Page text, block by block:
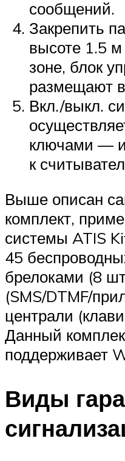
сообщений.
Закрепить
высоте 1.5
зоне, блок
размещают
Вкл./выкл.
ключами —
к
Выше описан
комплект,
системы ATIS
45
брелоками (8
(SMS/DTMF/
централи
Данный
поддерживает
Виды